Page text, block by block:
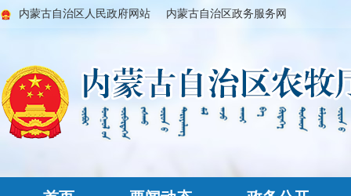
内蒙古自治区人民政府网站 内蒙古自治区政务服务网